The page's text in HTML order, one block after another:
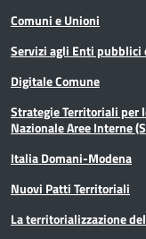
Comuni e Unioni
Servizi agli Enti
Digitale Comune
Strategie Territoriali per
Nazionale Aree Interne
Italia Domani-Modena
Nuovi Patti Territoriali
La territorializzazione